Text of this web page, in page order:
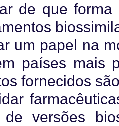
de que
um papel na
países mais
fornecidos
de versões